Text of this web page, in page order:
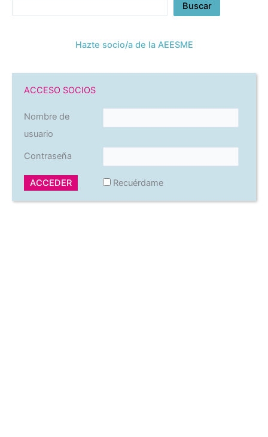
Buscar
Hazte socio/a de la AEESME
ACCESO SOCIOS
Nombre de
usuario
Contraseña
Recuérdame